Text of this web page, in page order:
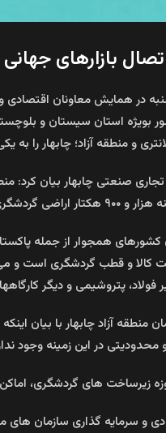
بازارهای جهانی
در همایش معاونان
بویژه استان سیستان و
و منطقه آزاد؛ چابهار را
طرح های مرتبط است.
همجوار از جمله
کالا و قطب گردشگری است و
فولاد، پتروشیمی و دیگر
منطقه آزاد چابهار با بیان
در این زمینه وجود
زیرساخت های گردشگری،
و سرمایه گذاری سازمان های